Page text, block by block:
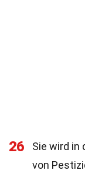
26
Sie wird in
von